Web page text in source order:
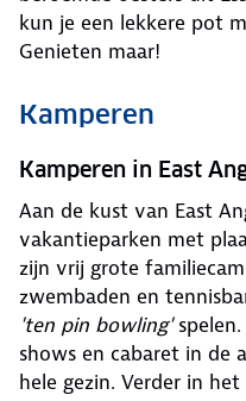
kun je een lekkere pot
Genieten maar!
Kamperen
Kamperen in East
Aan de kust van East
vakantieparken met
zijn vrij grote
zwembaden en
'ten pin bowling'spelen.
shows en cabaret in de
hele gezin. Verder in